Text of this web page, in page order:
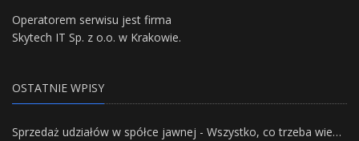
Operatorem serwisu jest firma
Skytech IT Sp. z o.o. w Krakowie.
OSTATNIE WPISY
Sprzedaż udziałów w spółce jawnej - Wszystko, co trzeba wiedzieć.